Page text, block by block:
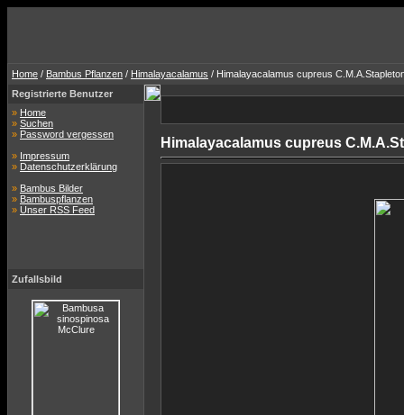
Home / Bambus Pflanzen / Himalayacalamus / Himalayacalamus cupreus
Registrierte Benutzer
» Home
» Suchen
» Password vergessen
» Impressum
» Datenschutzerklärung
» Bambus Bilder
» Bambuspflanzen
» Unser RSS Feed
Zufallsbild
Himalayacalamus cupreus